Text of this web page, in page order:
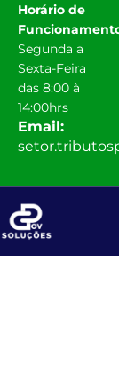
Horário de
Segunda a
Sexta-Feira
das 8:00 à
14:00hrs
Email: